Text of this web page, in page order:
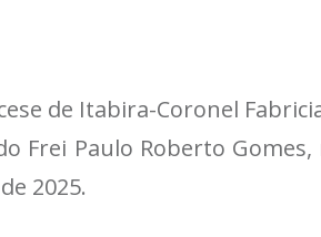
de Itabira-Coronel
Frei Paulo Roberto
2025.